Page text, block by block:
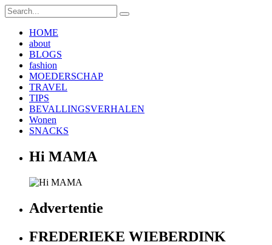
HOME
about
BLOGS
fashion
MOEDERSCHAP
TRAVEL
TIPS
BEVALLINGSVERHALEN
Wonen
SNACKS
Hi MAMA
Advertentie
FREDERIEKE WIEBERDINK